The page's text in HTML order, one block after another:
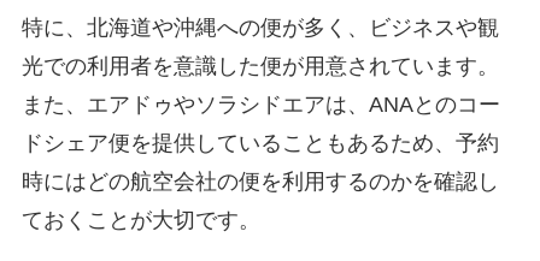
特に、北海道や沖縄への便が多く、ビジネスや観
光での利用者を意識した便が用意されています。
また、エアドゥやソラシドエアは、ANAとのコー
ドシェア便を提供していることもあるため、予約
時にはどの航空会社の便を利用するのかを確認し
ておくことが大切です。